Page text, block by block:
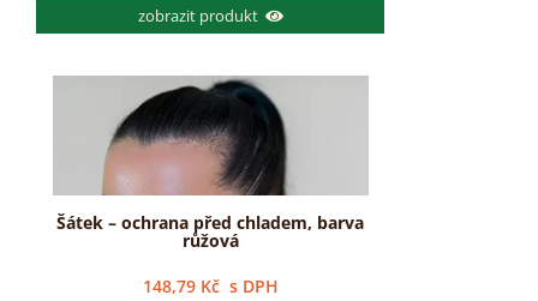
zobrazit produkt
Šátek – ochrana před chladem, barva
růžová
148,79 Kč s DPH